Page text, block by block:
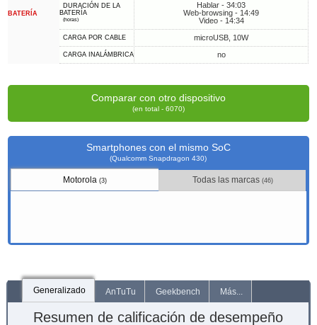
BATERÍA
DURACIÓN DE LA
BATERÍA
(horas)
Hablar - 34:03
Web-browsing - 14:49
Video - 14:34
CARGA POR CABLE microUSB, 10W
CARGA INALÁMBRICA no
Comparar con otro dispositivo
(en total - 6070)
Smartphones con el mismo SoC
(Qualcomm Snapdragon 430)
Motorola(3) Todas las marcas (46)
Generalizado AnTuTu Geekbench Más...
Resumen de calificación de desempeño